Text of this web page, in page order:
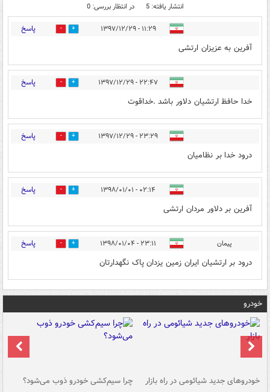
انتشار یافته: 5 در انتظار بررسی: 0
۱۱:۲۹ - ۱۳۹۷/۱۲/۲۹ 47 پاسخ
آفرین به عزیزان ارتشی
۲۲:۴۷ - ۱۳۹۷/۱۲/۲۹ 2 پاسخ
خدا حافظ ارتشیان دلاور باشد .خداقوت
۲۳:۲۹ - ۱۳۹۷/۱۲/۲۹ 2 پاسخ
درود خدا بر نظامیان
۰۲:۱۴ - ۱۳۹۸/۰۱/۰۱ 2 پاسخ
آفرین بر دلاور مردان ارتشی
پیمان ۲۳:۱۱ - ۱۳۹۸/۰۱/۰۴ 0 پاسخ
درود بر ارتشیان ایران زمین یزدان پاک نگهدارتان
خودرو
خودروهای جدید شیائومی در راه بازار چرا سیم‌کشی خودرو ذوب می‌شود؟